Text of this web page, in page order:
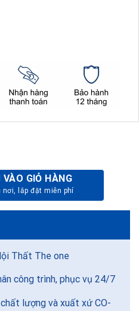
DA ĐEN số lượng
VÀO GIỎ HÀNG
Thất The one
công trình, phục vụ 24/7
lượng và xuất xứ CO-